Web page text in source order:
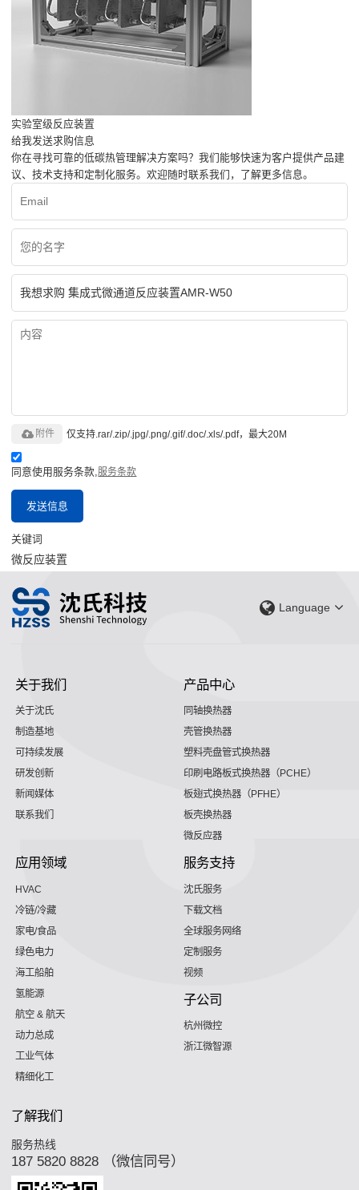
实验室级反应装置
给我发送求购信息
你在寻找可靠的低碳热管理解决方案吗？我们能够快速为客户提供产品建
议、技术支持和定制化服务。欢迎随时联系我们，了解更多信息。
仅支持.rar/.zip/.jpg/.png/.gif/.doc/.xls/.pdf，最大20M
附件
同意使用服务条款,服务条款
发送信息
关键词
微反应装置
Language
关于我们
关于沈氏
制造基地
可持续发展
研发创新
新闻媒体
联系我们
产品中心
同轴换热器
壳管换热器
塑料壳盘管式换热器
印刷电路板式换热器（PCHE）
板翅式换热器（PFHE）
板壳换热器
微反应器
应用领域
HVAC
冷链/冷藏
家电/食品
绿色电力
海工船舶
氢能源
航空 & 航天
动力总成
工业气体
精细化工
服务支持
沈氏服务
下载文档
全球服务网络
定制服务
视频
子公司
杭州微控
浙江微智源
了解我们
服务热线
187 5820 8828 （微信同号）